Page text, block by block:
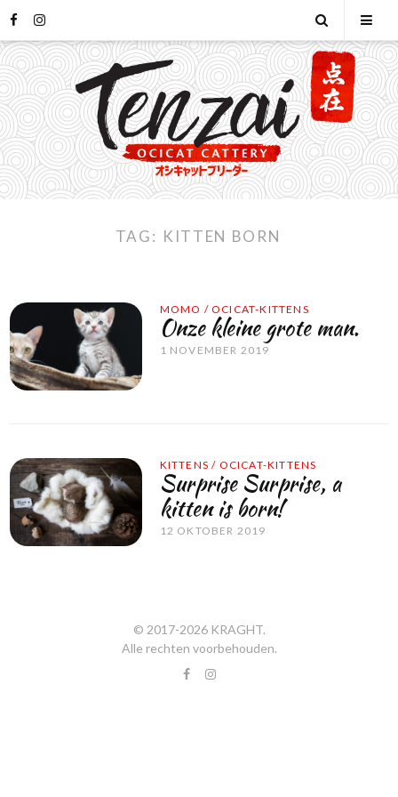
content
facebookinstagram
Search
TAG: KITTEN BORN
MOMO /OCICAT-KITTENS
Onze kleine grote man.
1 NOVEMBER 2019
KITTENS / OCICAT-KITTENS
Surprise Surprise, a
kitten is born!
12 OKTOBER 2019
© 2017-2026 KRAGHT.
Alle rechten voorbehouden.
facebookinstagram